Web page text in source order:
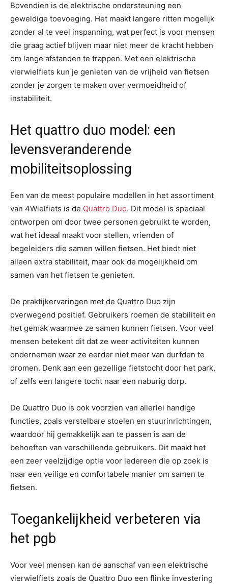
Bovendien is de elektrische ondersteuning een
geweldige toevoeging. Het maakt langere ritten mogelijk
zonder al te veel inspanning, wat perfect is voor mensen
die graag actief blijven maar niet meer de kracht hebben
om lange afstanden te trappen. Met een elektrische
vierwielfiets kun je genieten van de vrijheid van fietsen
zonder je zorgen te maken over vermoeidheid of
instabiliteit.
Het quattro duo model: een
levensveranderende
mobiliteitsoplossing
Een van de meest populaire modellen in het assortiment
van 4Wielfiets is de Quattro Duo. Dit model is speciaal
ontworpen om door twee personen gebruikt te worden,
wat het ideaal maakt voor stellen, vrienden of
begeleiders die samen willen fietsen. Het biedt niet
alleen extra stabiliteit, maar ook de mogelijkheid om
samen van het fietsen te genieten.
De praktijkervaringen met de Quattro Duo zijn
overwegend positief. Gebruikers roemen de stabiliteit en
het gemak waarmee ze samen kunnen fietsen. Voor veel
mensen betekent dit dat ze weer activiteiten kunnen
ondernemen waar ze eerder niet meer van durfden te
dromen. Denk aan een gezellige fietstocht door het park,
of zelfs een langere tocht naar een naburig dorp.
De Quattro Duo is ook voorzien van allerlei handige
functies, zoals verstelbare stoelen en stuurinrichtingen,
waardoor hij gemakkelijk aan te passen is aan de
behoeften van verschillende gebruikers. Dit maakt het
een zeer veelzijdige optie voor iedereen die op zoek is
naar een veilige en comfortabele manier om samen te
fietsen.
Toegankelijkheid verbeteren via
het pgb
Voor veel mensen kan de aanschaf van een elektrische
vierwielfiets zoals de Quattro Duo een flinke investering